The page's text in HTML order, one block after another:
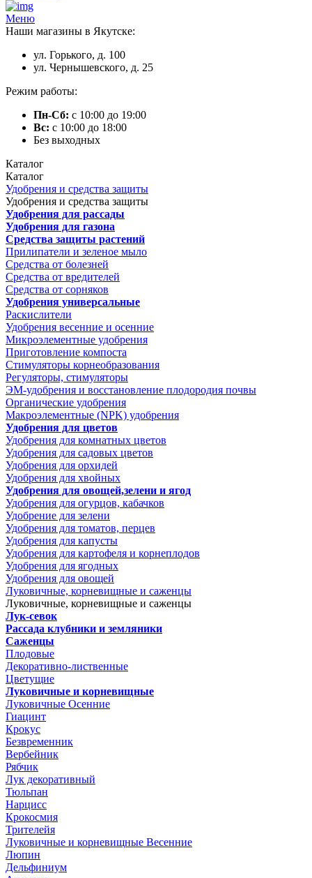
Меню
Наши магазины в Якутске:
ул. Горького, д. 100
ул. Чернышевского, д. 25
Режим работы:
Пн-Сб: с 10:00 до 19:00
Вс: с 10:00 до 18:00
Без выходных
Каталог
Каталог
Удобрения и средства защиты
Удобрения и средства защиты
Удобрения для рассады
Удобрения для газона
Средства защиты растений
Прилипатели и зеленое мыло
Средства от болезней
Средства от вредителей
Средства от сорняков
Удобрения универсальные
Раскислители
Удобрения весенние и осенние
Микроэлементные удобрения
Приготовление компоста
Стимуляторы корнеобразования
Регуляторы, стимуляторы
ЭМ-удобрения и восстановление плодородия почвы
Органические удобрения
Макроэлементные (NPK) удобрения
Удобрения для цветов
Удобрения для комнатных цветов
Удобрения для садовых цветов
Удобрения для орхидей
Удобрения для хвойных
Удобрения для овощей,зелени и ягод
Удобрения для огурцов, кабачков
Удобрение для зелени
Удобрения для томатов, перцев
Удобрения для капусты
Удобрения для картофеля и корнеплодов
Удобрения для ягодных
Удобрения для овощей
Луковичные, корневищные и саженцы
Луковичные, корневищные и саженцы
Лук-севок
Рассада клубники и земляники
Саженцы
Плодовые
Декоративно-лиственные
Цветущие
Луковичные и корневищные
Луковичные Осенние
Гиацинт
Крокус
Безвременник
Вербейник
Рябчик
Лук декоративный
Тюльпан
Нарцисс
Крокосмия
Трителейя
Луковичные и корневищные Весенние
Люпин
Дельфиниум